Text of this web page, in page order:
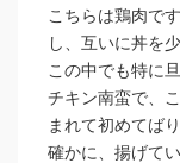
こちらは鶏肉で
し、互いに丼を
この中でも特に
チキン南蛮で、
まれて初めてば
確かに、揚げて